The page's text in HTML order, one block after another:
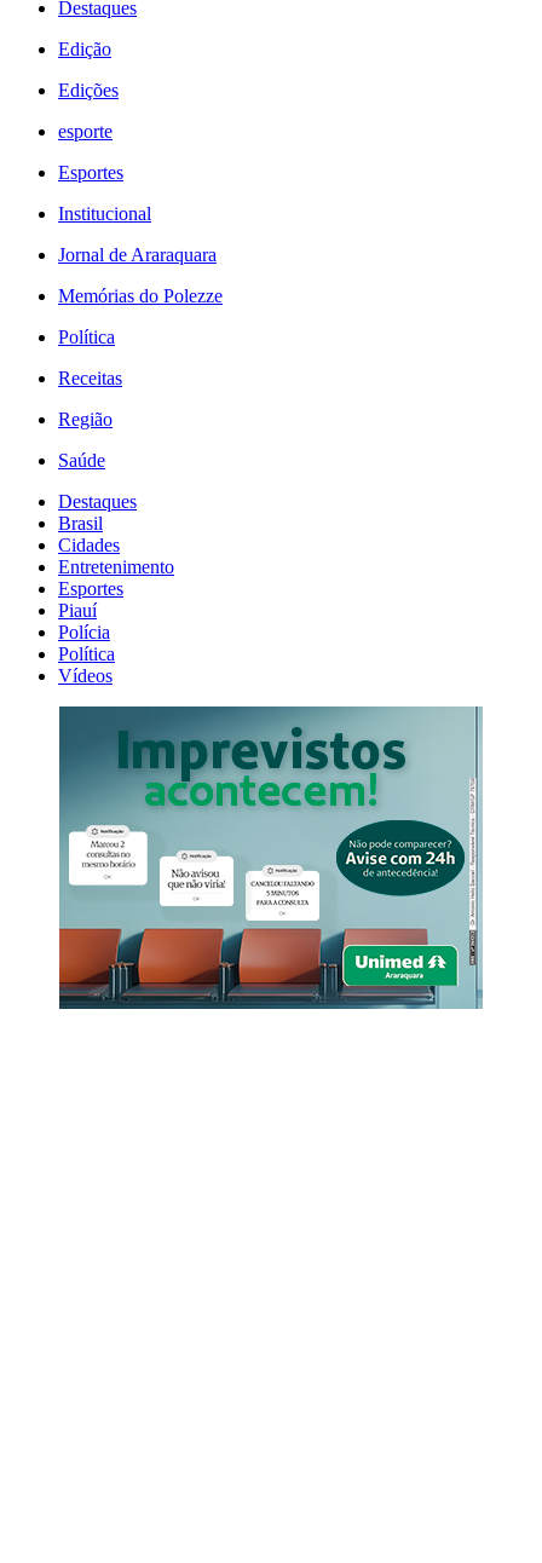
Destaques
Edição
Edições
esporte
Esportes
Institucional
Jornal de Araraquara
Memórias do Polezze
Política
Receitas
Região
Saúde
Destaques
Brasil
Cidades
Entretenimento
Esportes
Piauí
Polícia
Política
Vídeos